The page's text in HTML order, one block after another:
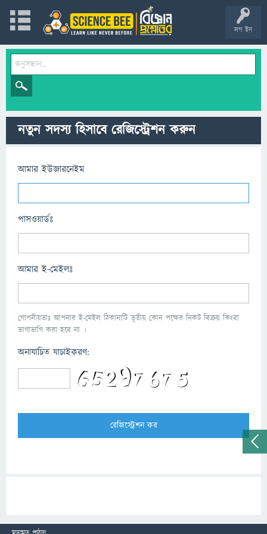
লগ ইন
নতুন সদস্য হিসাবে রেজিস্ট্রেশন করুন
আমার ইউজারনেইম
পাসওয়ার্ডঃ
আমার ই-মেইলঃ
গোপনীয়তাঃ আপনার ই-মেইল ঠিকানাটি তৃতীয় কোন পক্ষের নিকট বিক্রয় কিংবা
ভাগাভাগি করা হবে না ।
অনাযাচিত যাচাইকরণ: